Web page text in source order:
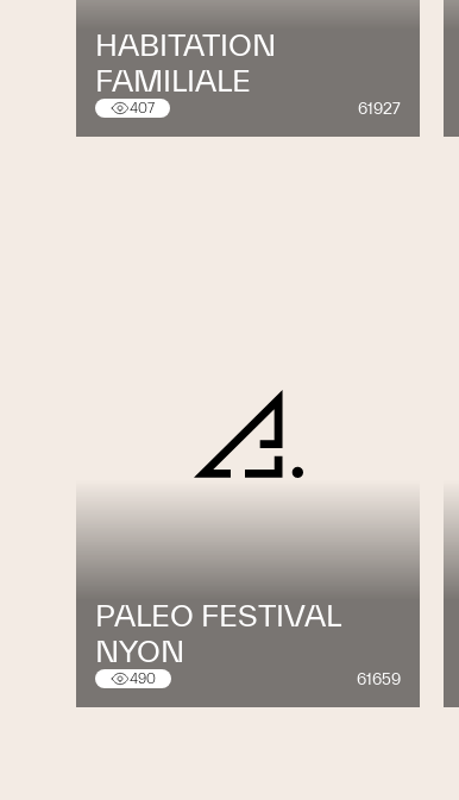
HABITATION
FAMILIALE
407 61927
PALEO FESTIVAL
NYON
490 61659